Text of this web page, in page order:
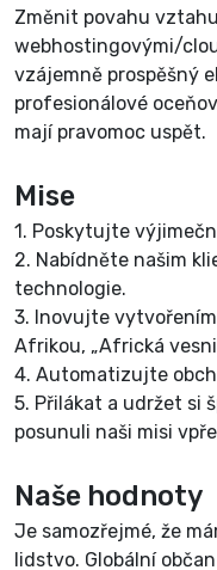
Změnit povahu
webhostingovými/
vzájemně prospěšný
profesionálové
mají pravomoc uspět.
Mise
1. Poskytujte
2. Nabídněte našim
technologie.
3. Inovujte
Afrikou, „Africká
4. Automatizujte
5. Přilákat a udržet si
posunuli naši misi
Naše hodnoty
Je samozřejmé, že
lidstvo. Globální